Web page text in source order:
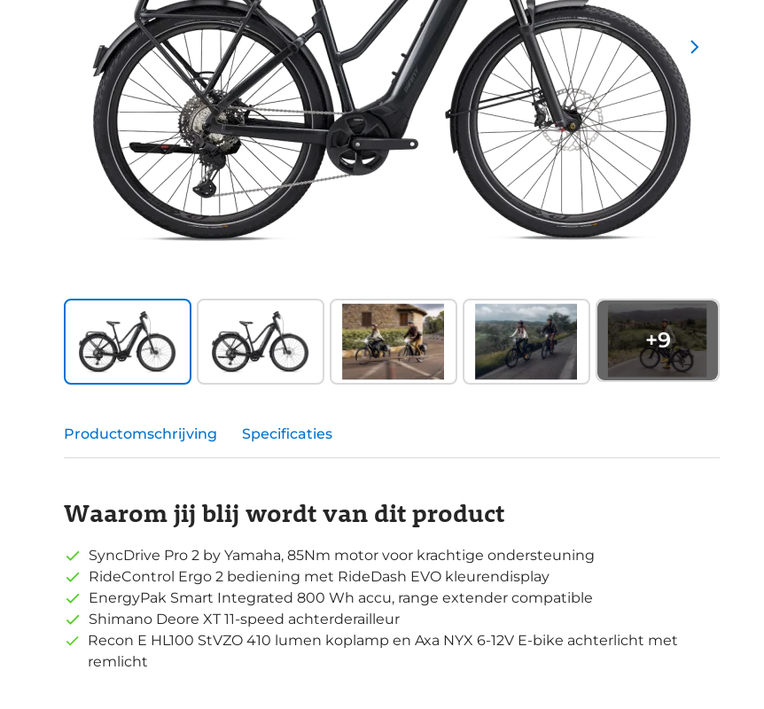
+9
Productomschrijving Specificaties
Waarom jij blij wordt van dit product
SyncDrive Pro 2 by Yamaha, 85Nm motor voor krachtige ondersteuning
RideControl Ergo 2 bediening met RideDash EVO kleurendisplay
EnergyPak Smart Integrated 800 Wh accu, range extender compatible
Shimano Deore XT 11-speed achterderailleur
Recon E HL100 StVZO 410 lumen koplamp en Axa NYX 6-12V E-bike achterlicht met
remlicht